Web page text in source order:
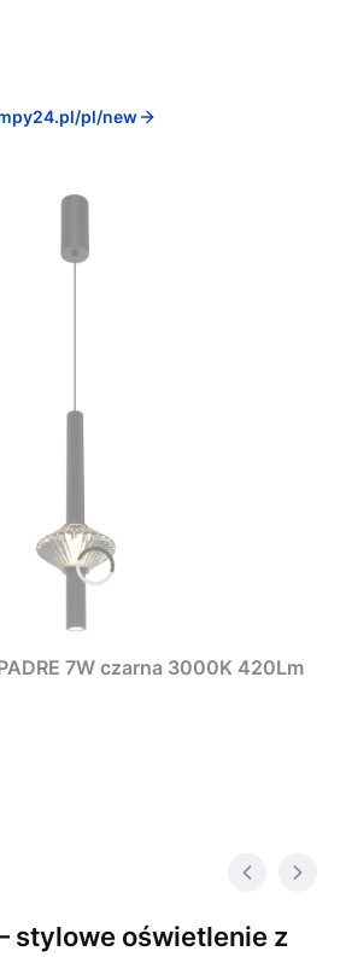
pl/new
7W czarna 3000K 420Lm
stylowe oświetlenie z